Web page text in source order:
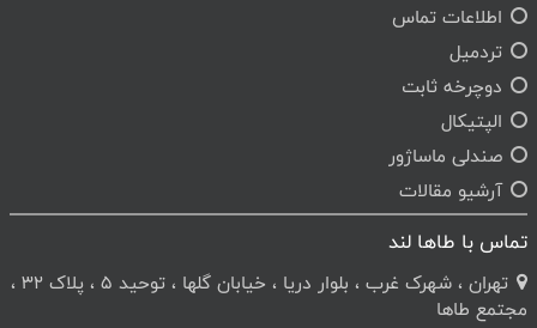
اطلاعات تماس
تردمیل
دوچرخه ثابت
الپتیکال
صندلی ماساژور
آرشیو مقالات
تماس با طاها لند
تهران ، شهرک غرب ، بلوار دریا ، خیابان گلها ، توحید 5 ، پلاک 32 ،
مجتمع طاها